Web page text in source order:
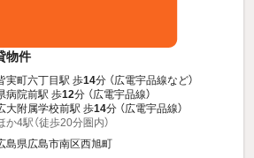
物件
実町六丁目駅 歩14分 （広電宇品線など）
病院前駅 歩12分 （広電宇品線）
大附属学校前駅 歩14分 （広電宇品線）
か4駅（徒歩20分圏内）
島県広島市南区西旭町